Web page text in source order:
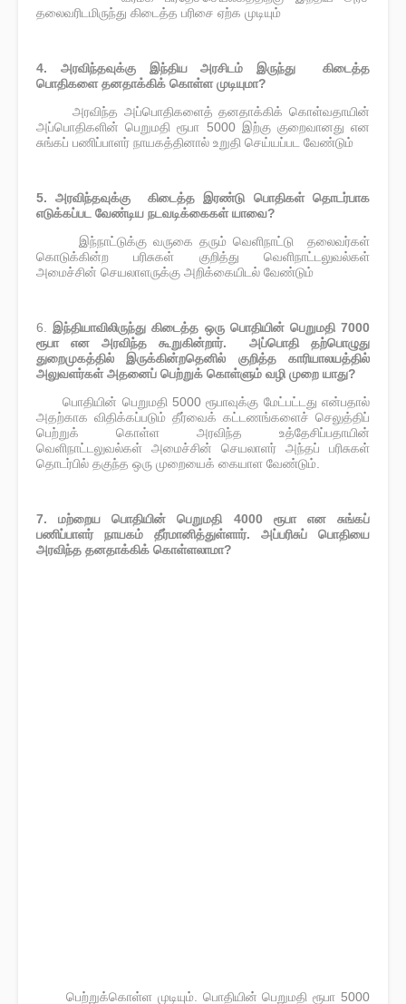
தலைவரிடமிருந்து கிடைத்த பரிசை ஏற்க முடியும்
4. அரவிந்தவுக்கு இந்திய அரசிடம் இருந்து கிடைத்த
பொதிகளை தனதாக்கிக் கொள்ள முடியுமா?
அரவிந்த அப்பொதிகளைத் தனதாக்கிக் கொள்வதாயின்
அப்பொதிகளின் பெறுமதி ரூபா 5000 இற்கு குறைவானது என
சுங்கப் பணிப்பாளர் நாயகத்தினால் உறுதி செய்யப்பட வேண்டும்
5. அரவிந்தவுக்கு கிடைத்த இரண்டு பொதிகள் தொடர்பாக
எடுக்கப்பட வேண்டிய நடவடிக்கைகள் யாவை?
இந்நாட்டுக்கு வருகை தரும் வெளிநாட்டு தலைவர்கள்
கொடுக்கின்ற பரிசுகள் குறித்து வெளிநாட்டலுவல்கள்
அமைச்சின் செயலாளருக்கு அறிக்கையிடல் வேண்டும்
6.இந்தியாவிலிருந்து கிடைத்த ஒரு பொதியின் பெறுமதி 7000
ரூபா என அரவிந்த கூறுகின்றார். அப்பொதி தற்பொழுது
துறைமுகத்தில் இருக்கின்றதெனில் குறித்த காரியாலயத்தில்
அலுவளர்கள் அதனைப் பெற்றுக் கொள்ளும் வழி முறை யாது?
பொதியின் பெறுமதி 5000 ரூபாவுக்கு மேட்பட்டது என்பதால்
அதற்காக விதிக்கப்படும் தீர்வைக் கட்டணங்களைச் செலுத்திப்
பெற்றுக் கொள்ள அரவிந்த உத்தேசிப்பதாயின்
வெளிநாட்டலுவல்கள் அமைச்சின் செயலாளர் அந்தப் பரிசுகள்
தொடர்பில் தகுந்த ஒரு முறையைக் கையாள வேண்டும்.
7. மற்றைய பொதியின் பெறுமதி 4000 ரூபா என சுங்கப்
பணிப்பாளர் நாயகம் தீர்மானித்துள்ளார். அப்பரிசுப் பொதியை
அரவிந்த தனதாக்கிக் கொள்ளலாமா?
பெற்றுக்கொள்ள முடியும். பொதியின் பெறுமதி ரூபா 5000